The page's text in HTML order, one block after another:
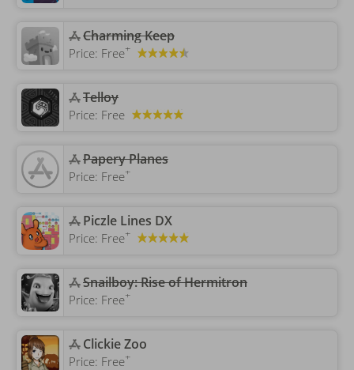
Charming Keep
Price: Free+
Telloy
Price: Free
‎Papery Planes
Price: Free+
‎Piczle Lines DX
Price: Free+
Snailboy: Rise of Hermitron
Price: Free+
‎Clickie Zoo
Price: Free+